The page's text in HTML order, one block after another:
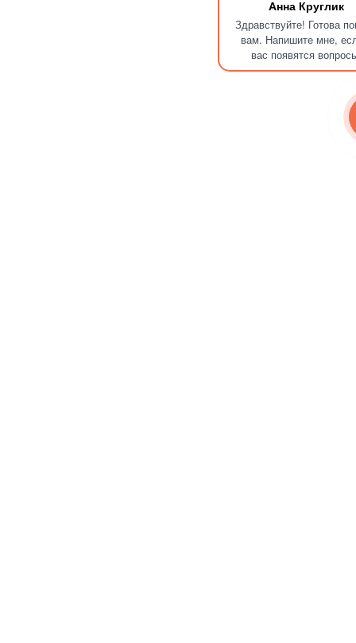
Анна Круглик
Здравствуйте! Готова
вам. Напишите мне,
вас появятся